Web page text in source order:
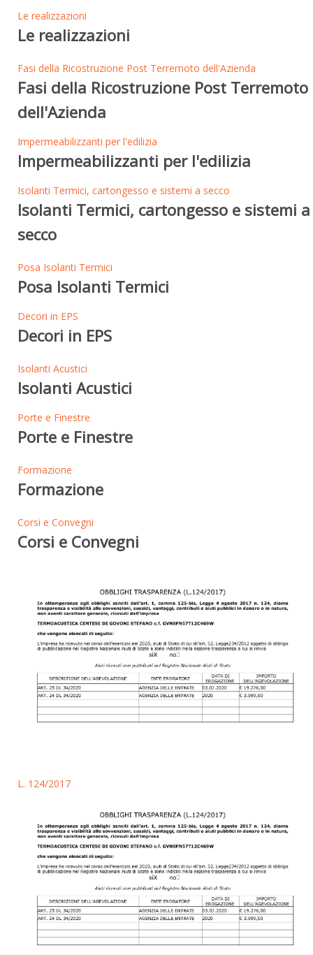
Le realizzazioni
Le realizzazioni
Fasi della Ricostruzione Post Terremoto dell'Azienda
Fasi della Ricostruzione Post Terremoto
dell'Azienda
Impermeabilizzanti per l'edilizia
Impermeabilizzanti per l'edilizia
Isolanti Termici, cartongesso e sistemi a secco
Isolanti Termici, cartongesso e sistemi a
secco
Posa Isolanti Termici
Posa Isolanti Termici
Decori in EPS
Decori in EPS
Isolanti Acustici
Isolanti Acustici
Porte e Finestre
Porte e Finestre
Formazione
Formazione
Corsi e Convegni
Corsi e Convegni
L. 124/2017